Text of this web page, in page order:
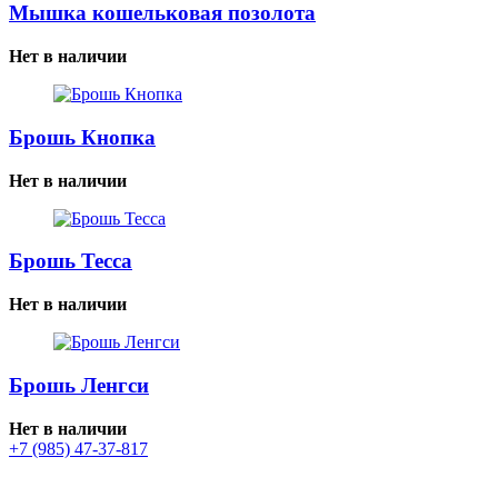
Мышка кошельковая позолота
Нет в наличии
Брошь Кнопка
Нет в наличии
Брошь Тесса
Нет в наличии
Брошь Ленгси
Нет в наличии
+7 (985) 47-37-817